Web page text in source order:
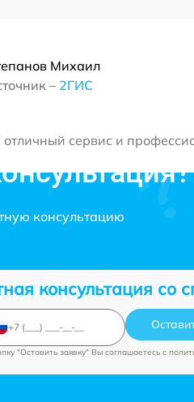
Михаил
– 2ГИС
отличный сервис и
консультацию
консультация со
"Оставить заявку" Вы соглашаетесь c